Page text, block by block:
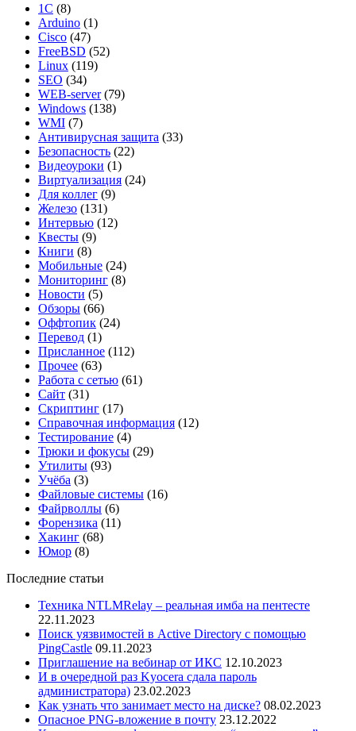
1С (8)
Arduino (1)
Cisco (47)
FreeBSD (52)
Linux (119)
SEO (34)
WEB-server(79)
Windows (138)
WMI (7)
Антивирусная защита (33)
Безопасность (22)
Видеоуроки (1)
Виртуализация (24)
Для коллег (9)
Железо (131)
Интервью (12)
Квесты (9)
Книги (8)
Мобильные (24)
Мониторинг (8)
Новости (5)
Обзоры (66)
Оффтопик (24)
Перевод (1)
Присланное (112)
Прочее (63)
Работа с сетью (61)
Сайт (31)
Скриптинг (17)
Справочная информация (12)
Тестирование (4)
Трюки и фокусы (29)
Утилиты (93)
Учёба (3)
Файловые системы (16)
Файрволлы (6)
Форензика (11)
Хакинг (68)
Юмор (8)
Последние статьи
Техника NTLMRelay – реальная имба на пентесте
22.11.2023
Поиск уязвимостей в Active Directory с помощью
PingCastle 09.11.2023
Приглашение на вебинар от ИКС 12.10.2023
И в очередной раз Kyocera сдала пароль
администратора) 23.02.2023
Как узнать что занимает место на диске? 08.02.2023
Опасное PNG-вложение в почту 23.12.2022